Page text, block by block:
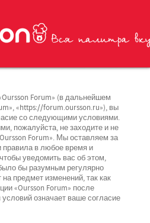
Forum» (в дальнейшем
«https://forum.oursson.ru»), вы
со следующими условиями.
пожалуйста, не заходите и не
Forum». Мы оставляем за
правила в любое время и
уведомить вас об этом,
бы разумным регулярно
на предмет изменений, так как
«Oursson Forum» после
означает ваше согласие